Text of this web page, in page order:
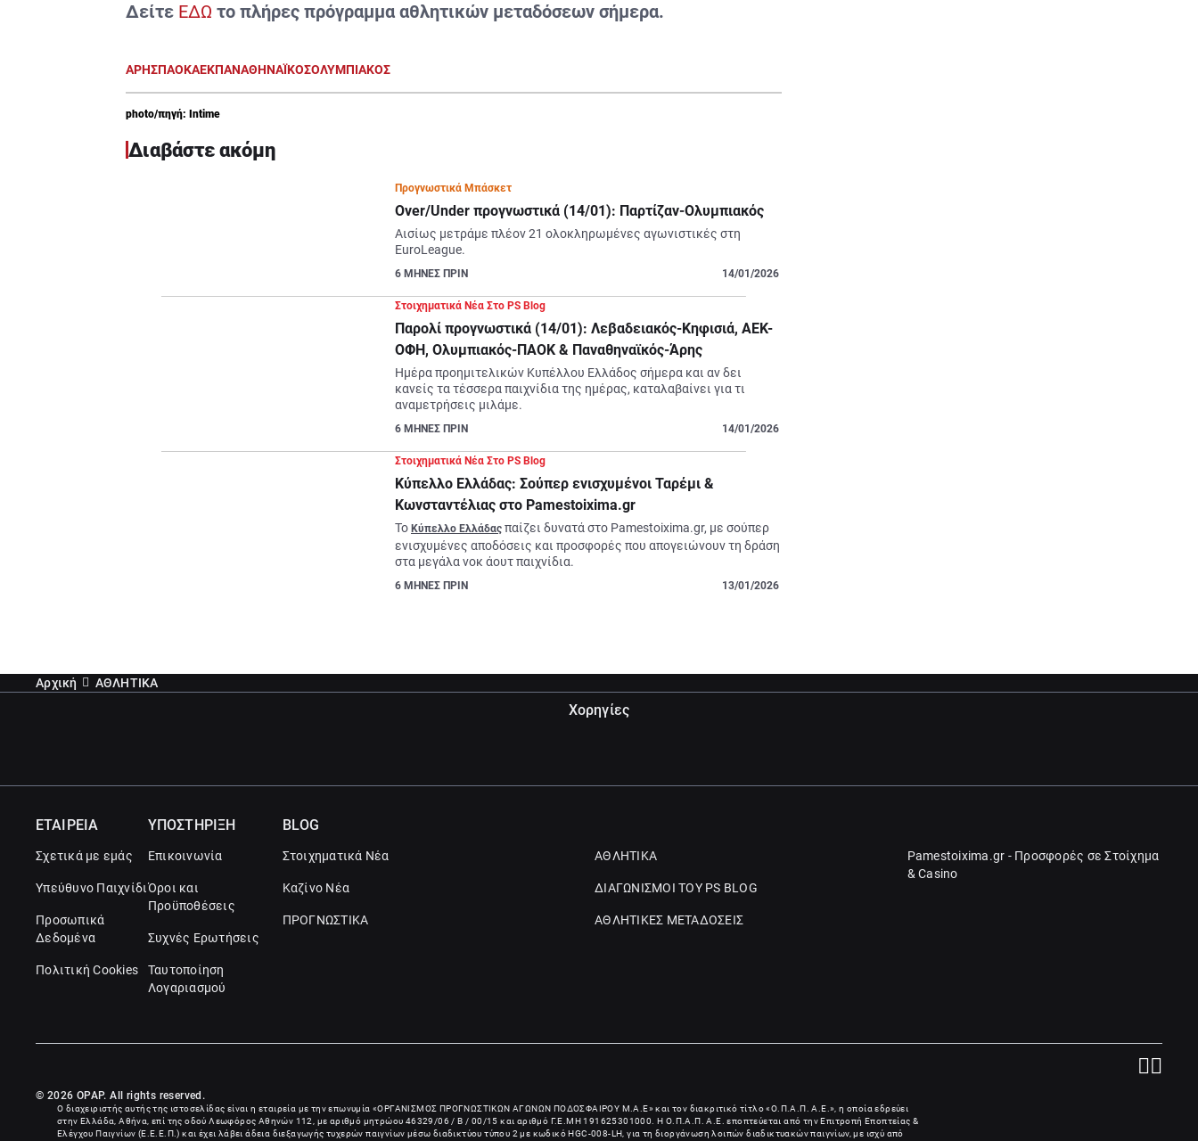
Δείτε ΕΔΩ το πλήρες πρόγραμμα αθλητικών μεταδόσεων σήμερα.
ΑΡΗΣΠΑΟΚΑΕΚΠΑΝΑΘΗΝΑΪΚΟΣΟΛΥΜΠΙΑΚΟΣ
photo/πηγή: Intime
Διαβάστε ακόμη
Προγνωστικά Μπάσκετ
Over/Under προγνωστικά (14/01): Παρτίζαν-Ολυμπιακός
Αισίως μετράμε πλέον 21 ολοκληρωμένες αγωνιστικές στη
EuroLeague.
6 ΜΗΝΕΣ ΠΡΙΝ 14/01/2026
Στοιχηματικά Νέα Στο PS Blog
Παρολί προγνωστικά (14/01): Λεβαδειακός-Κηφισιά, ΑΕΚ-
ΟΦΗ, Ολυμπιακός-ΠΑΟΚ & Παναθηναϊκός-Άρης
Ημέρα προημιτελικών Κυπέλλου Ελλάδος σήμερα και αν δει
κανείς τα τέσσερα παιχνίδια της ημέρας, καταλαβαίνει για τι
αναμετρήσεις μιλάμε.
6 ΜΗΝΕΣ ΠΡΙΝ 14/01/2026
Στοιχηματικά Νέα Στο PS Blog
Κύπελλο Ελλάδας: Σούπερ ενισχυμένοι Ταρέμι &
Κωνσταντέλιας στο Pamestoixima.gr
Το Κύπελλο Ελλάδας παίζει δυνατά στο Pamestoixima.gr, με σούπερ
ενισχυμένες αποδόσεις και προσφορές που απογειώνουν τη δράση
στα μεγάλα νοκ άουτ παιχνίδια.
6 ΜΗΝΕΣ ΠΡΙΝ 13/01/2026
Αρχική ΑΘΛΗΤΙΚΑ
Χορηγίες
ΕΤΑΙΡΕΙΑ
Σχετικά με εμάς
Υπεύθυνο Παιχνίδι
Προσωπικά
Δεδομένα
Πολιτική Cookies
ΥΠΟΣΤΗΡΙΞΗ
Επικοινωνία
Όροι και
Προϋποθέσεις
Συχνές Ερωτήσεις
Ταυτοποίηση
Λογαριασμού
BLOG
Στοιχηματικά Νέα
Καζίνο Νέα
ΠΡΟΓΝΩΣΤΙΚΑ
ΑΘΛΗΤΙΚΑ
ΔΙΑΓΩΝΙΣΜΟΙ ΤΟΥ PS BLOG
ΑΘΛΗΤΙΚΕΣ ΜΕΤΑΔΟΣΕΙΣ
Pamestoixima.gr - Προσφορές σε Στοίχημα
& Casino
© 2026 OPAP. All rights reserved.
Ο διαχειριστής αυτής της ιστοσελίδας είναι η εταιρεία με την επωνυμία «ΟΡΓΑΝΙΣΜΟΣ ΠΡΟΓΝΩΣΤΙΚΩΝ ΑΓΩΝΩΝ ΠΟΔΟΣΦΑΙΡΟΥ Μ.Α.Ε» και τον διακριτικό τίτλο «Ο.Π.Α.Π. Α.Ε.», η οποία εδρεύει
στην Ελλάδα, Αθήνα, επί της οδού Λεωφόρος Αθηνών 112, με αριθμό μητρώου 46329/06 / B / 00/15 και αριθμό Γ.Ε.ΜΗ191625301000
. Η Ο.Π.Α.Π. Α.Ε. εποπτεύεται από την Επιτροπή Εποπτείας &
Ελέγχου Παιγνίων (Ε.Ε.Ε.Π.) και έχει λάβει άδεια διεξαγωγής τυχερών παιγνίων μέσω διαδικτύου τύπου 2 με κωδικό HGC-008-LH, για τη διοργάνωση λοιπών διαδικτυακών παιγνίων, με ισχύ από